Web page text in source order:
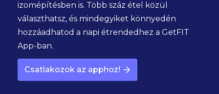
izomépítésben is. Több száz étel közül
választhatsz, és mindegyiket könnyedén
hozzáadhatod a napi étrendedhez a GetFIT
App-ban.
Csatlakozok az apphoz!